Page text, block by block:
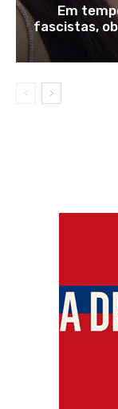
Em
fascistas,